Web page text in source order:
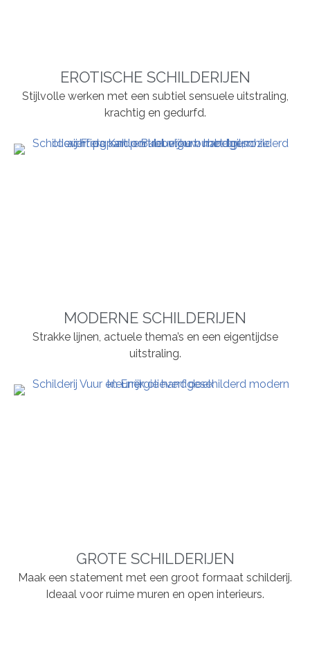
EROTISCHE SCHILDERIJEN
Stijlvolle werken met een subtiel sensuele uitstraling,
krachtig en gedurfd.
MODERNE SCHILDERIJEN
Strakke lijnen, actuele thema’s en een eigentijdse
uitstraling.
GROTE SCHILDERIJEN
Maak een statement met een groot formaat schilderij.
Ideaal voor ruime muren en open interieurs.